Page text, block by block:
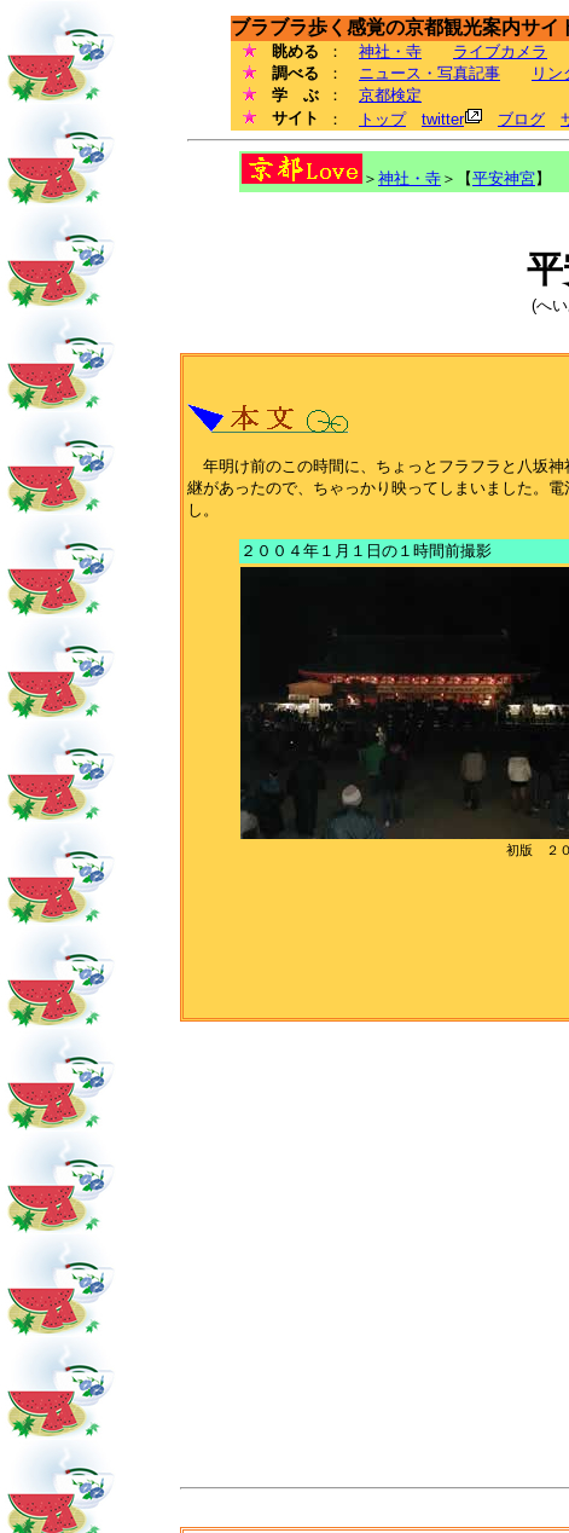
ブラブラ歩く感覚の京都観光案内サイ
眺める ： 神社・寺 ライブカメラ
調べる
： ニュース・写真記事 リン
学 ぶ
： 京都検定
サイト
： トップ twitter ブログ
＞ 神社・寺 ＞【平安神宮】
(へ
年明け前のこの時間に、ちょっとフラフラと八坂
継があったので、ちゃっかり映ってしまいました。
し。
２００４年１月１日の１時間前撮影
初版 ２